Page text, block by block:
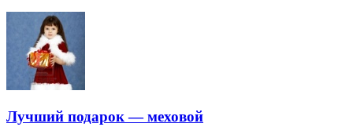
Лучший подарок — меховой